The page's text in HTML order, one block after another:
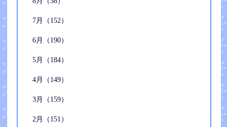
7月（152）
6月（190）
5月（184）
4月（149）
3月（159）
2月（151）